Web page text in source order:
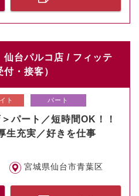
台パルコ店 / フィッテ
・接客）
ト パート
パート／短時間OK！！
生充実／好きを仕事
宮城県仙台市青葉区